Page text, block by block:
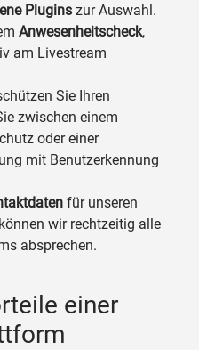
Plugins zur Auswahl.
Anwesenheitscheck,
am Livestream
Sie Ihren
zwischen einem
oder einer
mit Benutzerkennung
für unseren
wir rechtzeitig alle
absprechen.
einer